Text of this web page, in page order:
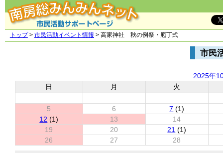
トップ> 市民活動イベント情報 > 高家神社 秋の例祭・庖丁式
市民
2025年
日
月 火
5 6 7 (1)
12 (1) 13
14
19
20 21 (1)
26
27 28